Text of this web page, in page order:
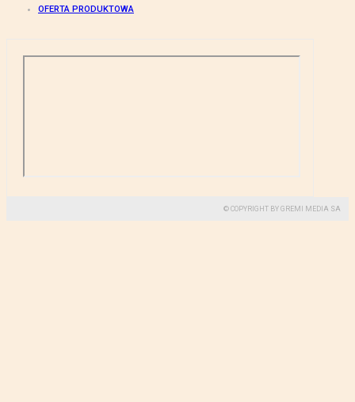
OFERTA PRODUKTOWA
© COPYRIGHT BY GREMI MEDIA SA